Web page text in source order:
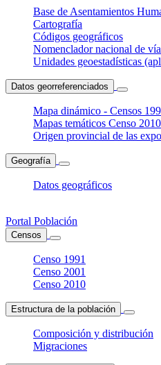
Base de Asentamientos
Cartografía
Códigos geográficos
Nomenclador nacional de
Unidades geoestadísticas
Datos georreferenciados
Mapa dinámico - Censos
Mapas temáticos Censo
Origen provincial de las
Geografía
Datos geográficos
Portal Población
Censos
Censo 1991
Censo 2001
Censo 2010
Estructura de la población
Composición y distribución
Migraciones